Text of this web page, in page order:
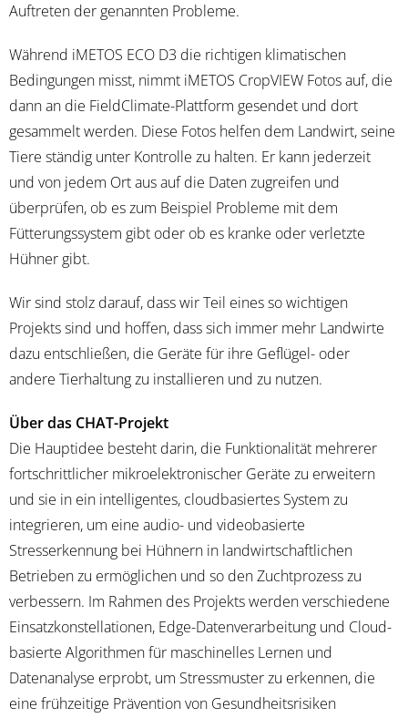
Auftreten der genannten Probleme.
Während iMETOS ECO D3 die richtigen klimatischen
Bedingungen misst, nimmt iMETOS CropVIEW Fotos auf, die
dann an die FieldClimate-Plattform gesendet und dort
gesammelt werden. Diese Fotos helfen dem Landwirt, seine
Tiere ständig unter Kontrolle zu halten. Er kann jederzeit
und von jedem Ort aus auf die Daten zugreifen und
überprüfen, ob es zum Beispiel Probleme mit dem
Fütterungssystem gibt oder ob es kranke oder verletzte
Hühner gibt.
Wir sind stolz darauf, dass wir Teil eines so wichtigen
Projekts sind und hoffen, dass sich immer mehr Landwirte
dazu entschließen, die Geräte für ihre Geflügel- oder
andere Tierhaltung zu installieren und zu nutzen.
Über das CHAT-Projekt
Die Hauptidee besteht darin, die Funktionalität mehrerer
fortschrittlicher mikroelektronischer Geräte zu erweitern
und sie in ein intelligentes, cloudbasiertes System zu
integrieren, um eine audio- und videobasierte
Stresserkennung bei Hühnern in landwirtschaftlichen
Betrieben zu ermöglichen und so den Zuchtprozess zu
verbessern. Im Rahmen des Projekts werden verschiedene
Einsatzkonstellationen, Edge-Datenverarbeitung und Cloud-
basierte Algorithmen für maschinelles Lernen und
Datenanalyse erprobt, um Stressmuster zu erkennen, die
eine frühzeitige Prävention von Gesundheitsrisiken